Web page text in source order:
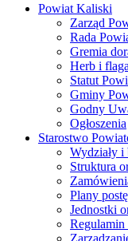
Powiat Kaliski
Zarząd
Rada
Gremia
Herb i flaga
Statut
Gminy
Godny
Ogłoszenia
Starostwo
Wydziały i
Struktura
Plany
Jednostki